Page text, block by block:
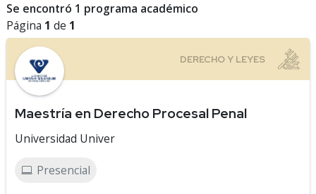
Se encontró 1 programa académico
Página 1 de 1
Maestría en Derecho Procesal Penal
Universidad Univer
Presencial